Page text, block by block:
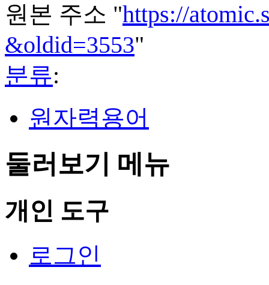
원본 주소 "https://
&oldid=3553"
분류:
원자력용어
둘러보기 메뉴
개인 도구
로그인